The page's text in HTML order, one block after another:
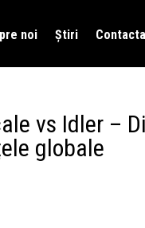
noi Știri
vs Idler –
globale